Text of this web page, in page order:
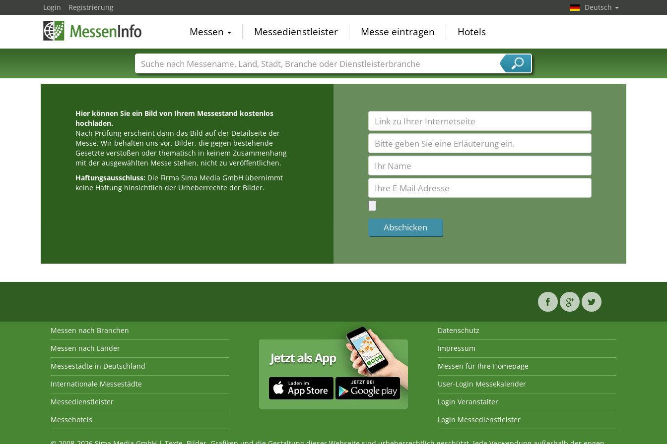
Hier können Sie ein Bild von Ihrem Messestand kostenlos
hochladen.
Nach Prüfung erscheint dann das Bild auf der Detailseite der
Messe. Wir behalten uns vor, Bilder, die gegen bestehende
Gesetzte verstoßen oder thematisch in keinem Zusammenhang
mit der ausgewählten Messe stehen, nicht zu veröffentlichen.
Haftungsausschluss: Die Firma Sima Media GmbH übernimmt
keine Haftung hinsichtlich der Urheberrechte der Bilder.
Login Registrierung Deutsch
Messen Messedienstleister Messe eintragen Hotels
Messenamen Länder Städte Branchen Dienstleisterbranchen
Messen nach Branchen
Messen nach Länder
Messestädte in Deutschland
Internationale Messestädte
Messedienstleister
Messehotels
Datenschutz
Impressum
Messen für Ihre Homepage
User-Login Messekalender
Login Veranstalter
Login Messedienstleister